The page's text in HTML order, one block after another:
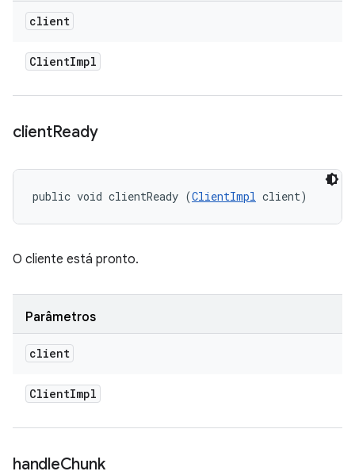
client
ClientImpl
clientReady
public void clientReady (ClientImpl client)
O cliente está pronto.
Parâmetros
client
ClientImpl
handleChunk